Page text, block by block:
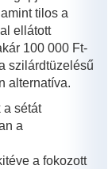
tilos a
ellátott
100 000 Ft-
szilárdtüzelésű
alternatíva.
a sétát
a
a fokozott